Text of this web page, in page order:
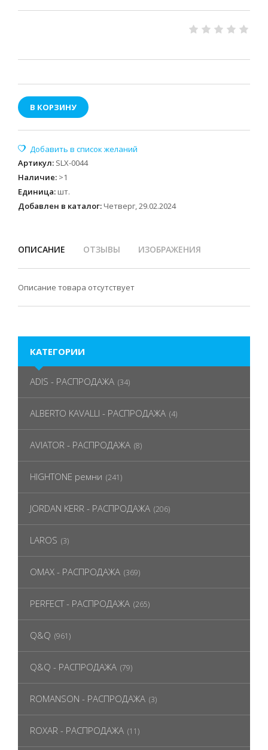
В КОРЗИНУ
Артикул: SLX-0044
Наличие: >1
Единица: шт.
Добавлен в каталог: Четверг, 29.02.2024
ОПИСАНИЕ ОТЗЫВЫ ИЗОБРАЖЕНИЯ
Описание товара отсутствует
КАТЕГОРИИ
ADIS - РАСПРОДАЖА (34)
ALBERTO KAVALLI - РАСПРОДАЖА (4)
AVIATOR - РАСПРОДАЖА (8)
HIGHTONE ремни (241)
JORDAN KERR - РАСПРОДАЖА (206)
LAROS (3)
OMAX - РАСПРОДАЖА (369)
PERFECT - РАСПРОДАЖА (265)
Q&Q (961)
Q&Q - РАСПРОДАЖА (79)
ROMANSON - РАСПРОДАЖА (3)
ROXAR - РАСПРОДАЖА (11)